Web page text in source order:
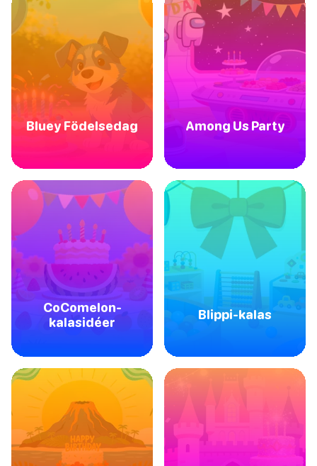
Bluey Födelsedag Among Us Party
CoComelon-
kalasidéer
Blippi-kalas